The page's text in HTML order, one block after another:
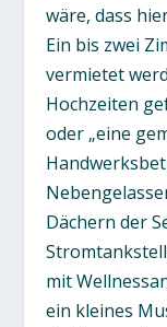
wäre, dass
Ein bis zwei
vermietet
Hochzeiten
oder „eine
Dächern der
mit
ein kleines